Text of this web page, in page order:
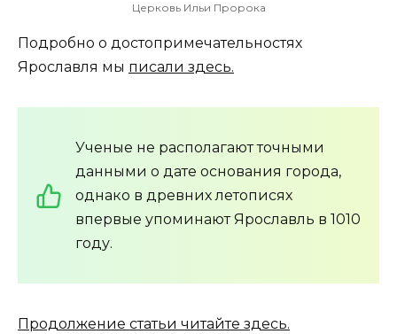
Церковь Ильи Пророка
Подробно о достопримечательностях
Ярославля мы писали здесь.
Ученые не располагают точными
данными о дате основания города,
однако в древних летописях
впервые упоминают Ярославль в 1010
году.
Продолжение статьи читайте здесь.